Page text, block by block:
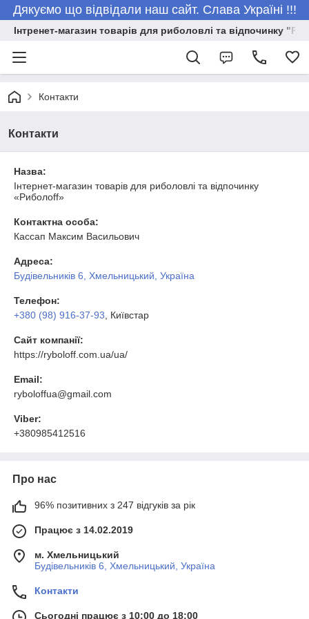
Дякуємо що відвідали наш сайт. Слава Україні !!!
Інтренет-магазин товарів для риболовлі та відпочинку
Контакти
Контакти
Назва:
Інтернет-магазин товарів для риболовлі та відпочинку
«Риболоff»
Контактна особа:
Кассап Максим Васильович
Адреса:
Будівельників 6, Хмельницький, Україна
Телефон:
+380 (98) 916-37-93 , Київстар
Сайт компанії:
https://ryboloff.com.ua/ua/
Email:
ryboloffua@gmail.com
Viber:
+380985412516
Про нас
96% позитивних з 247 відгуків за рік
Працює з 14.02.2019
м. Хмельницький
Будівельників 6, Хмельницький, Україна
Контакти
Сьогодні працює з 10:00 до 18:00